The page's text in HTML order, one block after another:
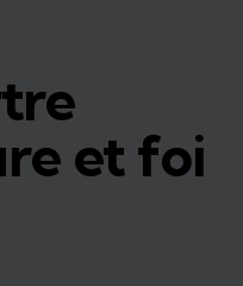
et foi